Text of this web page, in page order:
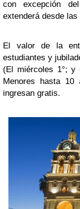
con excepción
extenderá desde
El valor de la
estudiantes y
(El miércoles 1°;
Menores hasta 10
ingresan gratis.